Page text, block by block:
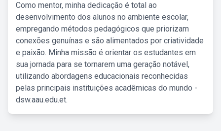
Como mentor, minha dedicação é total ao
desenvolvimento dos alunos no ambiente escolar,
empregando métodos pedagógicos que priorizam
conexões genuínas e são alimentados por criatividade
e paixão. Minha missão é orientar os estudantes em
sua jornada para se tornarem uma geração notável,
utilizando abordagens educacionais reconhecidas
pelas principais instituições acadêmicas do mundo -
dsw.aau.edu.et.